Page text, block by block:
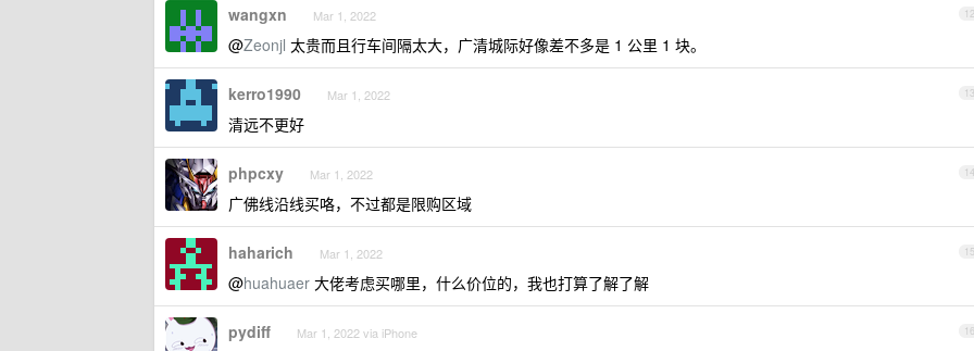
12
wangxn Mar 1, 2022
@Zeonjl 太贵而且行车间隔太大，广清城际好像差不多是 1 公里 1 块。
13
kerro1990 Mar 1, 2022
清远不更好
14
phpcxy Mar 1, 2022
广佛线沿线买咯，不过都是限购区域
15
haharich Mar 1, 2022
@huahuaer 大佬考虑买哪里，什么价位的，我也打算了解了解
16
pydiff Mar 1, 2022 via iPhone